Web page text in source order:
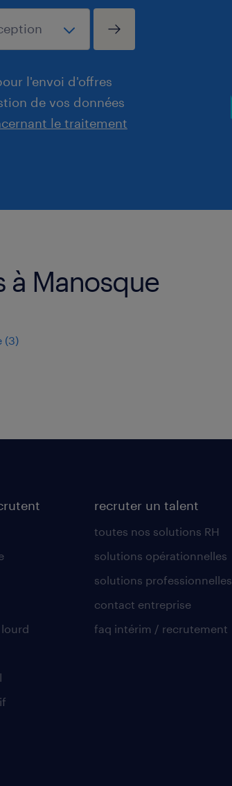
l'envoi d'offres
de vos données
le traitement
à Manosque
(3)
recruter un talent
toutes nos solutions RH
solutions opérationnelles
solutions professionnelles
contact entreprise
faq intérim / recrutement